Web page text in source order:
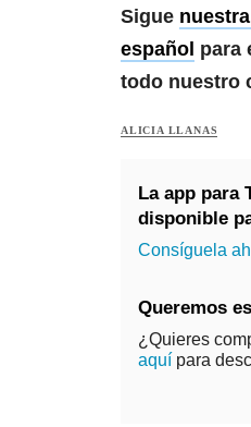
Sigue
español para
todo nuestro
ALICIA LLANAS
La app para
disponible
Consíguela
Queremos
¿Quieres
aquí para